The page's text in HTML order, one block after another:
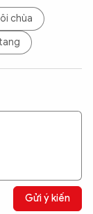
chùa
Gửi ý kiến